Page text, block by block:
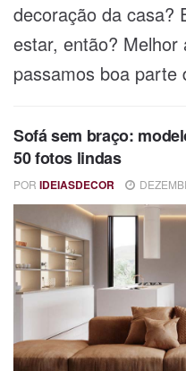
decoração da casa?
estar, então? Melhor
passamos boa parte
Sofá sem braço:
50 fotos lindas
POR IDEIASDECOR